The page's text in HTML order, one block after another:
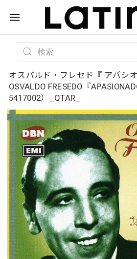
オスバルド・フレセド『 アパシ
OSVALDO FRESEDO『
5417002）_QTAR_